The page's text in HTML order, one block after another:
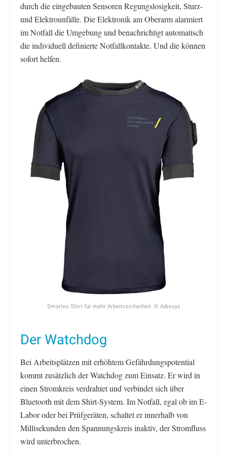
durch die eingebauten Sensoren Regungslosigkeit, Sturz-
und Elektrounfälle. Die Elektronik am Oberarm alarmiert
im Notfall die Umgebung und benachrichtigt automatisch
die individuell definierte Notfallkontakte. Und die können
sofort helfen.
Smartes Shirt für mehr Arbeitssicherheit. © Adresys
Der Watchdog
Bei Arbeitsplätzen mit erhöhtem Gefährdungspotential
kommt zusätzlich der Watchdog zum Einsatz. Er wird in
einen Stromkreis verdrahtet und verbindet sich über
Bluetooth mit dem Shirt-System. Im Notfall, egal ob im E-
Labor oder bei Prüfgeräten, schaltet er innerhalb von
Millisekunden den Spannungskreis inaktiv, der Stromfluss
wird unterbrochen.